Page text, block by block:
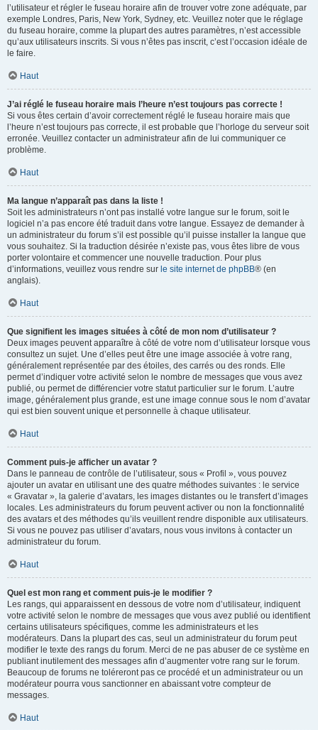
l’utilisateur et régler le fuseau horaire afin de trouver votre zone adéquate, par
exemple Londres, Paris, New York, Sydney, etc. Veuillez noter que le réglage
du fuseau horaire, comme la plupart des autres paramètres, n’est accessible
qu’aux utilisateurs inscrits. Si vous n’êtes pas inscrit, c’est l’occasion idéale de
le faire.
Haut
J’ai réglé le fuseau horaire mais l’heure n’est toujours pas correcte !
Si vous êtes certain d’avoir correctement réglé le fuseau horaire mais que
l’heure n’est toujours pas correcte, il est probable que l’horloge du serveur soit
erronée. Veuillez contacter un administrateur afin de lui communiquer ce
problème.
Haut
Ma langue n’apparaît pas dans la liste !
Soit les administrateurs n’ont pas installé votre langue sur le forum, soit le
logiciel n’a pas encore été traduit dans votre langue. Essayez de demander à
un administrateur du forum s’il est possible qu’il puisse installer la langue que
vous souhaitez. Si la traduction désirée n’existe pas, vous êtes libre de vous
porter volontaire et commencer une nouvelle traduction. Pour plus
d’informations, veuillez vous rendre sur le site internet de phpBB® (en
anglais).
Haut
Que signifient les images situées à côté de mon nom d’utilisateur ?
Deux images peuvent apparaître à côté de votre nom d’utilisateur lorsque vous
consultez un sujet. Une d’elles peut être une image associée à votre rang,
généralement représentée par des étoiles, des carrés ou des ronds. Elle
permet d’indiquer votre activité selon le nombre de messages que vous avez
publié, ou permet de différencier votre statut particulier sur le forum. L’autre
image, généralement plus grande, est une image connue sous le nom d’avatar
qui est bien souvent unique et personnelle à chaque utilisateur.
Haut
Comment puis-je afficher un avatar ?
Dans le panneau de contrôle de l’utilisateur, sous « Profil », vous pouvez
ajouter un avatar en utilisant une des quatre méthodes suivantes : le service
« Gravatar », la galerie d’avatars, les images distantes ou le transfert d’images
locales. Les administrateurs du forum peuvent activer ou non la fonctionnalité
des avatars et des méthodes qu’ils veuillent rendre disponible aux utilisateurs.
Si vous ne pouvez pas utiliser d’avatars, nous vous invitons à contacter un
administrateur du forum.
Haut
Quel est mon rang et comment puis-je le modifier ?
Les rangs, qui apparaissent en dessous de votre nom d’utilisateur, indiquent
votre activité selon le nombre de messages que vous avez publié ou identifient
certains utilisateurs spécifiques, comme les administrateurs et les
modérateurs. Dans la plupart des cas, seul un administrateur du forum peut
modifier le texte des rangs du forum. Merci de ne pas abuser de ce système en
publiant inutilement des messages afin d’augmenter votre rang sur le forum.
Beaucoup de forums ne toléreront pas ce procédé et un administrateur ou un
modérateur pourra vous sanctionner en abaissant votre compteur de
messages.
Haut